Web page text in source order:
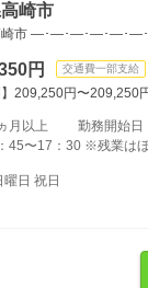
崎市
崎市 ―･―･―･―･―･―
円 交通費一部支給
】209,250円〜
月以上 勤務開始日
45〜17：30 ※残業は
日 祝日